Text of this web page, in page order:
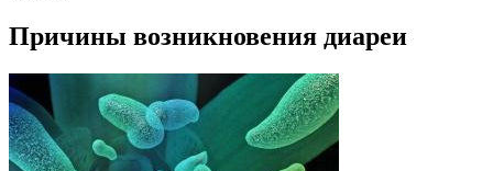
Причины возникновения диареи